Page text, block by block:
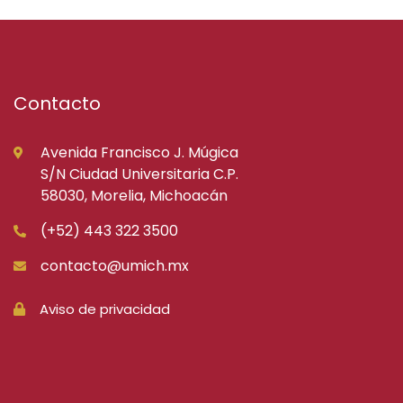
Contacto
Avenida Francisco J. Múgica
S/N Ciudad Universitaria C.P.
58030, Morelia, Michoacán
(+52) 443 322 3500
contacto@umich.mx
Aviso de privacidad